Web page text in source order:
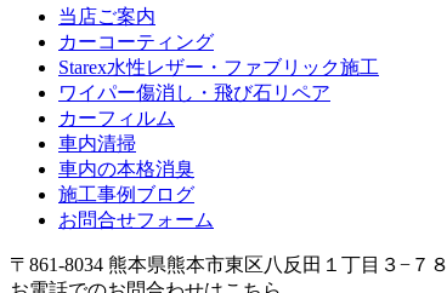
日 日 日 日 日
16
17
日
18 19
日
20
日
21
日 日
月
23
月
24
日
月
25
日
月
26
日
月
27
日
月
28
日
29
日
8
月
30
日
8
月
31
日
9
月
1
日
9
月
2
日
9
月
3
日
9
月
4
日
月
5
日
当店ご案内
カーコーティング
Starex水性レザー・ファブリック施工
ワイパー傷消し・飛び石リペア
カーフィルム
車内清掃
車内の本格消臭
施工事例ブログ
お問合せフォーム
〒861-8034 熊本県熊本市東区八反田１丁目３−７８